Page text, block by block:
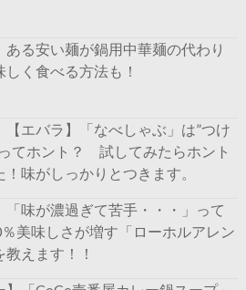
ある安い麺が鍋用中華麺の代わり
く食べる方法も！
【エバラ】「なべしゃぶ」は”つけ
てホント？ 試してみたらホント
味がしっかりとつきます。
「味が濃過ぎて苦手・・・」って
美味しさが増す「ローホルアレン
えます！！